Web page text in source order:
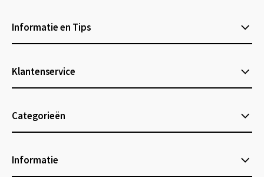
Informatie en Tips
Klantenservice
Categorieën
Informatie